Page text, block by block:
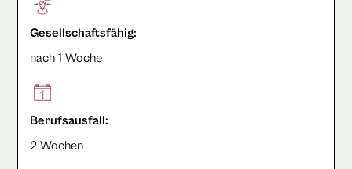
Gesellschaftsfähig:
nach 1 Woche
Berufsausfall:
2 Wochen